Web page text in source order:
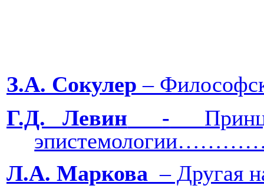
З.А. Сокулер ‒
Г.Д. Левин
-
Л.А. Маркова ‒ Другая